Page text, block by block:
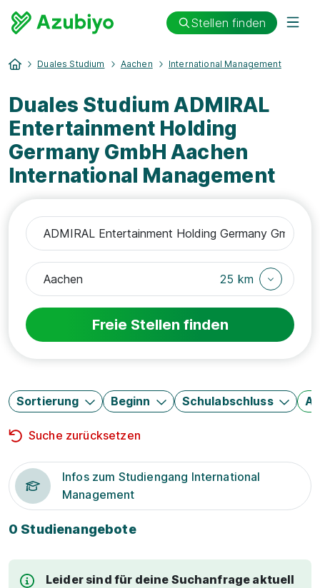
Stellen finden
Duales Studium Aachen International Management
Duales Studium ADMIRAL
Entertainment Holding
Germany GmbH Aachen
International Management
25 km
Freie Stellen finden
Sortierung Beginn Schulabschluss
Suche zurücksetzen
Infos zum Studiengang International
Management
0 Studienangebote
Leider sind für deine Suchanfrage aktuell